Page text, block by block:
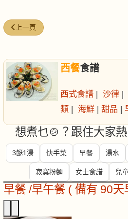
上一篇文章: XO醬炸青口
上一頁
西餐食譜
西式食譜 | 沙律 |
類 | 海鮮 | 甜品 |
想煮乜🍲？跟住大家
3餸1湯 快手菜 早餐 湯水
寂寞粉麵 女士食譜 兒
早餐 /早午餐 ( 備有 90天